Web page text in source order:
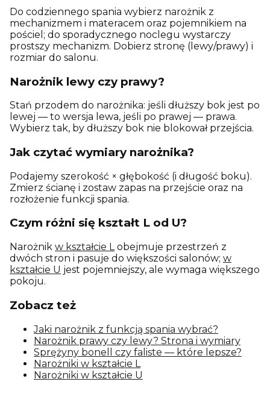
Do codziennego spania wybierz narożnik z
mechanizmem i materacem oraz pojemnikiem na
pościel; do sporadycznego noclegu wystarczy
prostszy mechanizm. Dobierz stronę (lewy/prawy) i
rozmiar do salonu.
Narożnik lewy czy prawy?
Stań przodem do narożnika: jeśli dłuższy bok jest po
lewej — to wersja lewa, jeśli po prawej — prawa.
Wybierz tak, by dłuższy bok nie blokował przejścia.
Jak czytać wymiary narożnika?
Podajemy szerokość × głębokość (i długość boku).
Zmierz ścianę i zostaw zapas na przejście oraz na
rozłożenie funkcji spania.
Czym różni się kształt L od U?
Narożnik w kształcie Lobejmuje przestrzeń z
dwóch stron i pasuje do większości salonów; w
kształcie U jest pojemniejszy, ale wymaga większego
pokoju.
Zobacz też
Jaki narożnik z funkcją spania wybrać?
Narożnik prawy czy lewy? Strona i wymiary
Sprężyny bonell czy faliste — które lepsze?
Narożniki w kształcie L
Narożniki w kształcie U